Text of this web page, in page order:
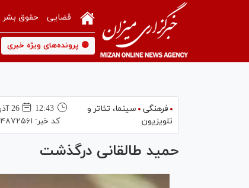
قضایی حقوق بشر
🟡 پرونده‌های ویژه خبری
فرهنگی
سینما،‌ تئاتر و
تلویزیون
12:43
26 آذر 1404
کد خبر: ۴۸۷۲۵۶۱
حمید طالقانی درگذشت